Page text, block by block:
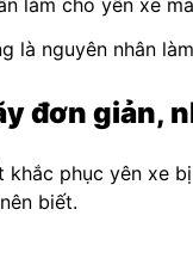
là nguyên nhân
đơn giản,
phục yên xe
biết.